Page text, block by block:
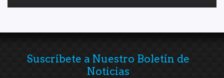
Suscríbete a Nuestro Boletín de
Noticias